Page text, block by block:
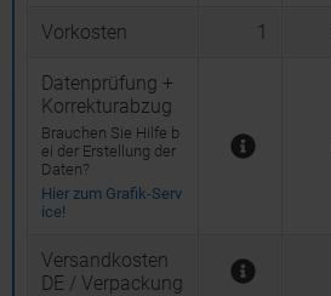
Vorkosten 1
Datenprüfung +
Korrekturabzug
Brauchen Sie Hilfe b
ei der Erstellung der
Daten?
Hier zum Grafik-Serv
ice!
Versandkosten
DE / Verpackung